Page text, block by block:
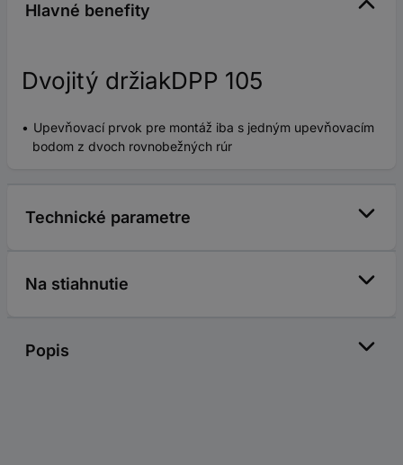
Hlavné benefity
Dvojitý držiakDPP 105
Upevňovací prvok pre montáž iba s jedným upevňovacím
bodom z dvoch rovnobežných rúr
Technické parametre
Na stiahnutie
Popis